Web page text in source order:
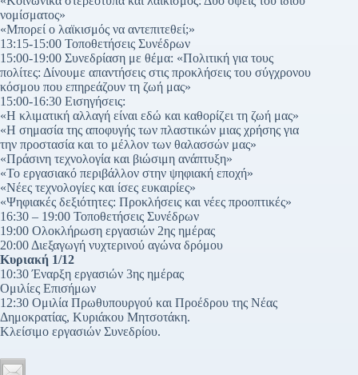
νομίσματος»
«Μπορεί ο λαϊκισμός να αντεπιτεθεί;»
13:15-15:00 Τοποθετήσεις Συνέδρων
15:00-19:00 Συνεδρίαση με θέμα: «Πολιτική για τους
πολίτες: Δίνουμε απαντήσεις στις προκλήσεις του σύγχρονου
κόσμου που επηρεάζουν τη ζωή μας»
15:00-16:30 Εισηγήσεις:
«Η κλιματική αλλαγή είναι εδώ και καθορίζει τη ζωή μας»
«Η σημασία της αποφυγής των πλαστικών μιας χρήσης για
την προστασία και το μέλλον των θαλασσών μας»
«Πράσινη τεχνολογία και βιώσιμη ανάπτυξη»
«Το εργασιακό περιβάλλον στην ψηφιακή εποχή»
«Νέες τεχνολογίες και ίσες ευκαιρίες»
«Ψηφιακές δεξιότητες: Προκλήσεις και νέες προοπτικές»
16:30 – 19:00 Τοποθετήσεις Συνέδρων
19:00 Ολοκλήρωση εργασιών 2ης ημέρας
20:00 Διεξαγωγή νυχτερινού αγώνα δρόμου
Κυριακή 1/12
10:30 Έναρξη εργασιών 3ης ημέρας
Ομιλίες Επισήμων
12:30 Ομιλία Πρωθυπουργού και Προέδρου της Νέας
Δημοκρατίας, Κυριάκου Μητσοτάκη.
Κλείσιμο εργασιών Συνεδρίου.